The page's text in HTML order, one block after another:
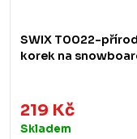
SWIX T0022-
korek na
219 Kč
Skladem